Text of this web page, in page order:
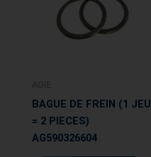
AGIE
BAGUE DE FREIN (1 JEU
= 2 PIECES)
AG590326604